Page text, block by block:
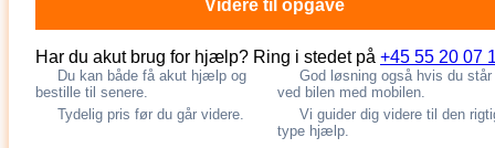
Videre til opgave
Har du akut brug for hjælp? Ring i stedet på +45 55 20 07
Du kan både få akut hjælp og
bestille til senere.
God løsning også hvis du står
ved bilen med mobilen.
Tydelig pris før du går videre.
Vi guider dig videre til den
type hjælp.